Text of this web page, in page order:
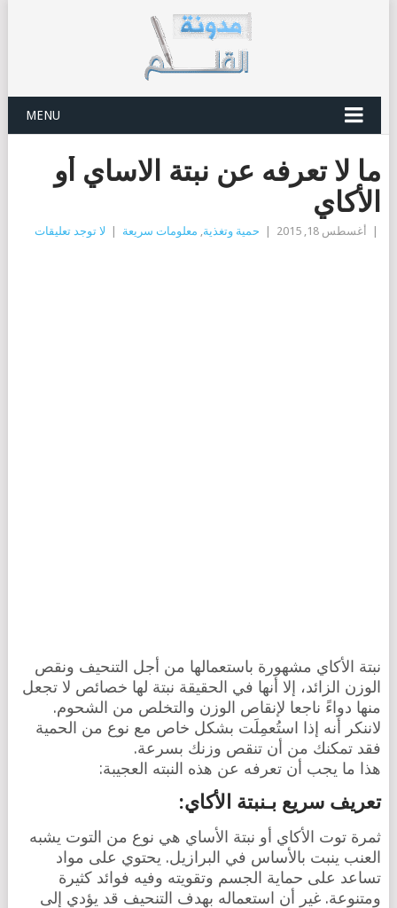
MENU
ما لا تعرفه عن نبتة الاساي أو
الأكاي
أغسطس 18, 2015 حمية وتغذية, معلومات سريعة لا توجد تعليقات
نبتة الأكاي مشهورة باستعمالها من أجل التنحيف ونقص
الوزن الزائد، إلا أنها في الحقيقة نبتة لها خصائص لا تجعل
منها دواءً ناجعا لإنقاص الوزن والتخلص من الشحوم.
لاننكر أنه إذا استُعمِلَت بشكل خاص مع نوع من الحمية
فقد تمكنك من أن تنقص وزنك بسرعة.
هذا ما يجب أن تعرفه عن هذه النبته العجيبة:
تعريف سريع بـنبتة الأكاي:
ثمرة توت الأكاي أو نبتة الأساي هي نوع من التوت يشبه
العنب ينبت بالأساس في البرازيل. يحتوي على مواد
تساعد على حماية الجسم وتقويته وفيه فوائد كثيرة
ومتنوعة. غير أن استعماله بهدف التنحيف قد يؤدي إلى